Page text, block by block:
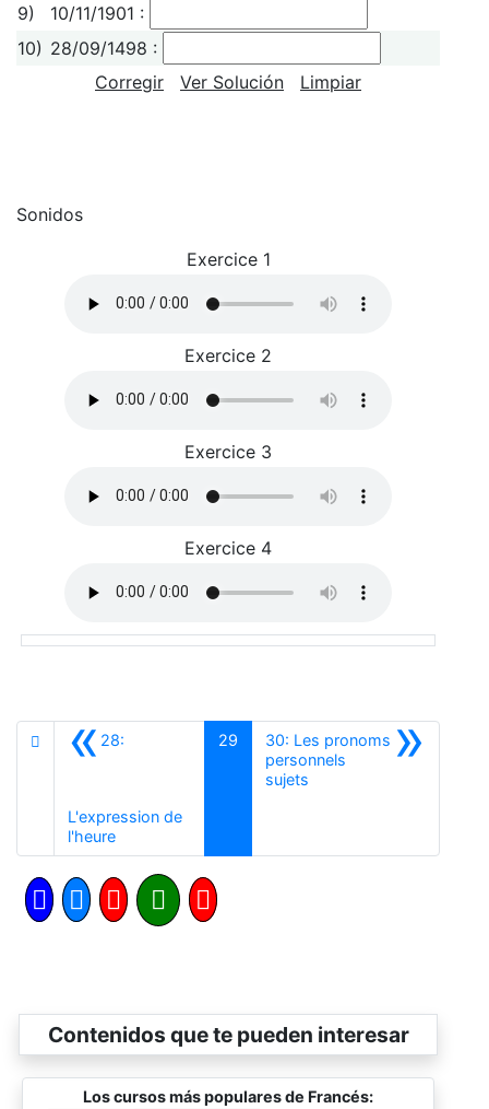
9)
10/11/1901 :
10) 28/09/1498 :
Corregir
Ver Solución Limpiar
Sonidos
Exercice 1
Exercice 2
Exercice 3
Exercice 4
«28:
L'expression de
l'heureAnterior
29 »
30: Les pronoms
personnels
sujetsSiguiente
Contenidos que te pueden interesar
Los cursos más populares de Francés: